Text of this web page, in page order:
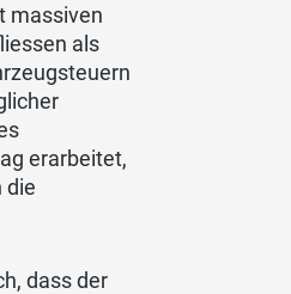
massiven
als
erarbeitet,
die
dass der